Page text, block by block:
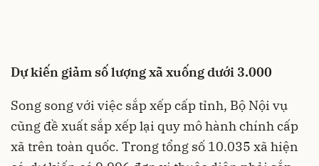
Dự kiến giảm số lượng xã xuống dưới 3.000
Song song với việc sắp xếp cấp tỉnh, Bộ Nội vụ
cũng đề xuất sắp xếp lại quy mô hành chính cấp
xã trên toàn quốc. Trong tổng số 10.035 xã hiện